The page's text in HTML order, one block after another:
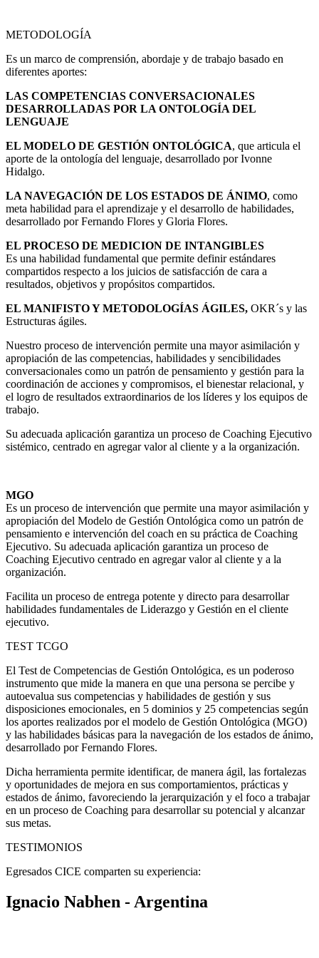
METODOLOGÍA
Es un marco de comprensión, abordaje y de trabajo basado en
diferentes aportes:
LAS COMPETENCIAS CONVERSACIONALES
DESARROLLADAS POR LA ONTOLOGÍA DEL
LENGUAJE
EL MODELO DE GESTIÓN ONTOLÓGICA, que articula el
aporte de la ontología del lenguaje, desarrollado por Ivonne
Hidalgo.
LA NAVEGACIÓN DE LOS ESTADOS DE ÁNIMO, como
meta habilidad para el aprendizaje y el desarrollo de habilidades,
desarrollado por Fernando Flores y Gloria Flores.
EL PROCESO DE MEDICION DE INTANGIBLES
Es una habilidad fundamental que permite definir estándares
compartidos respecto a los juicios de satisfacción de cara a
resultados, objetivos y propósitos compartidos.
EL MANIFISTO Y METODOLOGÍAS ÁGILES, OKR´s y las
Estructuras ágiles.
Nuestro proceso de intervención permite una mayor asimilación y
apropiación de las competencias, habilidades y sencibilidades
conversacionales como un patrón de pensamiento y gestión para la
coordinación de acciones y compromisos, el bienestar relacional, y
el logro de resultados extraordinarios de los líderes y los equipos de
trabajo.
Su adecuada aplicación garantiza un proceso de Coaching Ejecutivo
sistémico, centrado en agregar valor al cliente y a la organización.
MGO
Es un proceso de intervención que permite una mayor asimilación y
apropiación del Modelo de Gestión Ontológica como un patrón de
pensamiento e intervención del coach en su práctica de Coaching
Ejecutivo. Su adecuada aplicación garantiza un proceso de
Coaching Ejecutivo centrado en agregar valor al cliente y a la
organización.
Facilita un proceso de entrega potente y directo para desarrollar
habilidades fundamentales de Liderazgo y Gestión en el cliente
ejecutivo.
TEST TCGO
El Test de Competencias de Gestión Ontológica, es un poderoso
instrumento que mide la manera en que una persona se percibe y
autoevalua sus competencias y habilidades de gestión y sus
disposiciones emocionales, en 5 dominios y 25 competencias según
los aportes realizados por el modelo de Gestión Ontológica (MGO)
y las habilidades básicas para la navegación de los estados de ánimo,
desarrollado por Fernando Flores.
Dicha herramienta permite identificar, de manera ágil, las fortalezas
y oportunidades de mejora en sus comportamientos, prácticas y
estados de ánimo, favoreciendo la jerarquización y el foco a trabajar
en un proceso de Coaching para desarrollar su potencial y alcanzar
sus metas.
TESTIMONIOS
Egresados CICE comparten su experiencia:
Ignacio Nabhen - Argentina